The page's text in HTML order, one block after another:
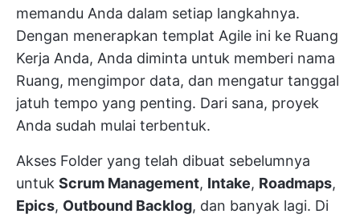
memandu Anda dalam setiap langkahnya.
Dengan menerapkan templat Agile ini ke Ruang
Kerja Anda, Anda diminta untuk memberi nama
Ruang, mengimpor data, dan mengatur tanggal
jatuh tempo yang penting. Dari sana, proyek
Anda sudah mulai terbentuk.
Akses Folder yang telah dibuat sebelumnya
untuk Scrum Management, Intake, Roadmaps,
Epics, Outbound Backlog, dan banyak lagi. Di